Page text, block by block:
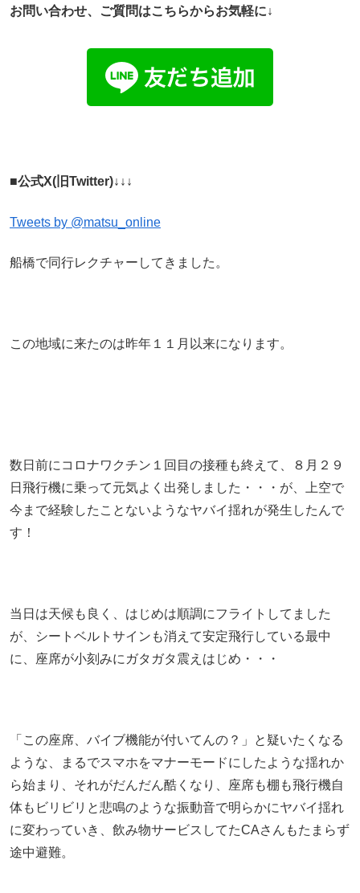
お問い合わせ、ご質問はこちらからお気軽に↓
■公式X(旧Twitter)↓↓↓
Tweets by @matsu_online
船橋で同行レクチャーしてきました。
この地域に来たのは昨年１１月以来になります。
数日前にコロナワクチン１回目の接種も終えて、８月２９
日飛行機に乗って元気よく出発しました・・・が、上空で
今まで経験したことないようなヤバイ揺れが発生したんで
す！
当日は天候も良く、はじめは順調にフライトしてました
が、シートベルトサインも消えて安定飛行している最中
に、座席が小刻みにガタガタ震えはじめ・・・
「この座席、バイブ機能が付いてんの？」と疑いたくなる
ような、まるでスマホをマナーモードにしたような揺れか
ら始まり、それがだんだん酷くなり、座席も棚も飛行機自
体もビリビリと悲鳴のような振動音で明らかにヤバイ揺れ
に変わっていき、飲み物サービスしてたCAさんもたまらず
途中避難。